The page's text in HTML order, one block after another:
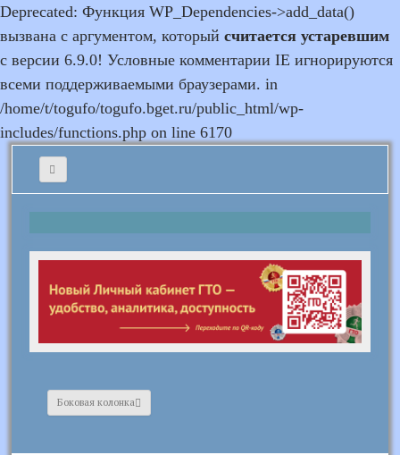
Deprecated: Функция WP_Dependencies->add_data()
вызвана с аргументом, который считается устаревшим
с версии 6.9.0! Условные комментарии IE игнорируются
всеми поддерживаемыми браузерами. in
/home/t/togufo/togufo.bget.ru/public_html/wp-
includes/functions.php on line 6170
Боковая колонка